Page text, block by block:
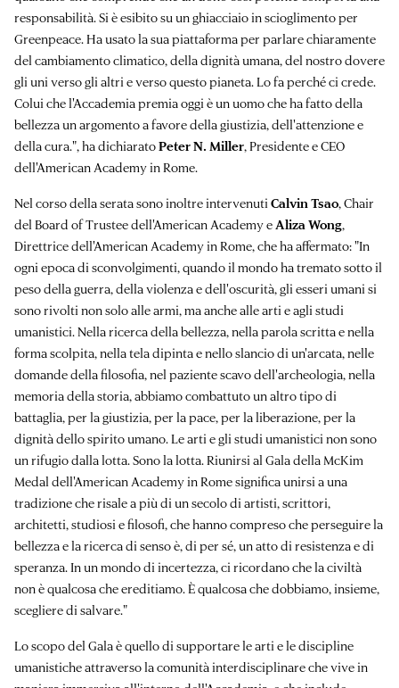
responsabilità. Si è esibito su un ghiacciaio in scioglimento per
Greenpeace. Ha usato la sua piattaforma per parlare chiaramente
del cambiamento climatico, della dignità umana, del nostro dovere
gli uni verso gli altri e verso questo pianeta. Lo fa perché ci crede.
Colui che l'Accademia premia oggi è un uomo che ha fatto della
bellezza un argomento a favore della giustizia, dell'attenzione e
della cura.", ha dichiaratoPeter N. Miller, Presidente e CEO
dell'American Academy in Rome.
Nel corso della serata sono inoltre intervenutiCalvin Tsao, Chair
del Board of Trustee dell'American Academy eAliza Wong,
Direttrice dell'American Academy in Rome, che ha affermato: "In
ogni epoca di sconvolgimenti, quando il mondo ha tremato sotto il
peso della guerra, della violenza e dell'oscurità, gli esseri umani si
sono rivolti non solo alle armi, ma anche alle arti e agli studi
umanistici. Nella ricerca della bellezza, nella parola scritta e nella
forma scolpita, nella tela dipinta e nello slancio di un'arcata, nelle
domande della filosofia, nel paziente scavo dell'archeologia, nella
memoria della storia, abbiamo combattuto un altro tipo di
battaglia, per la giustizia, per la pace, per la liberazione, per la
dignità dello spirito umano. Le arti e gli studi umanistici non sono
un rifugio dalla lotta. Sono la lotta. Riunirsi al Gala della McKim
Medal dell'American Academy in Rome significa unirsi a una
tradizione che risale a più di un secolo di artisti, scrittori,
architetti, studiosi e filosofi, che hanno compreso che perseguire la
bellezza e la ricerca di senso è, di per sé, un atto di resistenza e di
speranza. In un mondo di incertezza, ci ricordano che la civiltà
non è qualcosa che ereditiamo. È qualcosa che dobbiamo, insieme,
scegliere di salvare."
Lo scopo del Gala è quello di supportare le arti e le discipline
umanistiche attraverso la comunità interdisciplinare che vive in